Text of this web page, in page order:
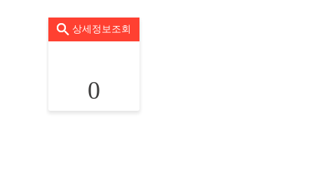
상세정보조회
0